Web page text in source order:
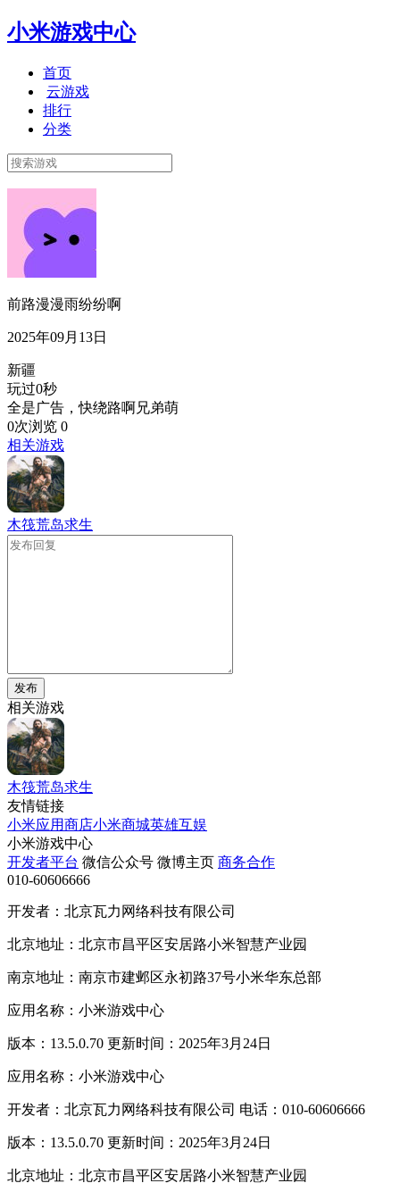
小米游戏中心
首页
云游戏
排行
分类
前路漫漫雨纷纷啊
2025年09月13日
新疆
玩过0秒
全是广告，快绕路啊兄弟萌
0次浏览 0
相关游戏
木筏荒岛求生
发布
相关游戏
木筏荒岛求生
友情链接
小米应用商店小米商城英雄互娱
小米游戏中心
开发者平台 微信公众号 微博主页 商务合作
010-60606666
开发者：北京瓦力网络科技有限公司
北京地址：北京市昌平区安居路小米智慧产业园
南京地址：南京市建邺区永初路37号小米华东总部
应用名称：小米游戏中心
版本：13.5.0.70 更新时间：2025年3月24日
应用名称：小米游戏中心
开发者：北京瓦力网络科技有限公司 电话：010-60606666
版本：13.5.0.70 更新时间：2025年3月24日
北京地址：北京市昌平区安居路小米智慧产业园